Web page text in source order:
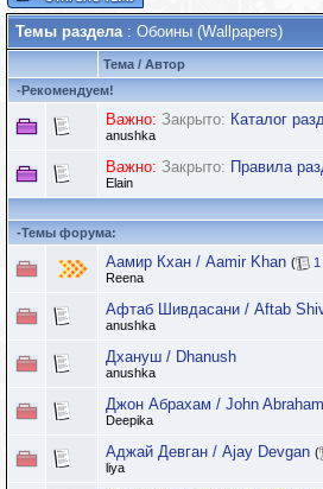
Темы раздела: Обоины (Wallpapers)
Тема / Автор
-Рекомендуем!
Важно: Закрыто: Каталог
anushka
Важно: Закрыто: Правила
Elain
-Темы форума:
Аамир Кхан / Aamir Khan ( 1
Reena
Афтаб Шивдасани / Aftab
anushka
Дхануш / Dhanush
anushka
Джон Абрахам / John Abraham
Deepika
Аджай Девган / Ajay Devgan (
liya